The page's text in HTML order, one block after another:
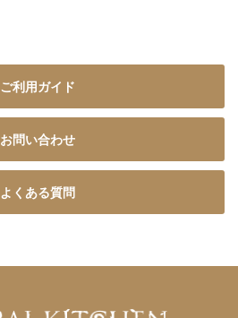
ご利用ガイド
お問い合わせ
よくある質問